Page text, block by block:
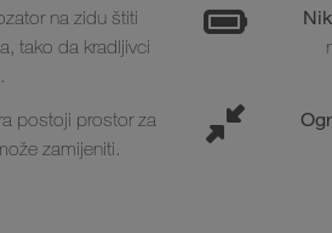
na zidu štiti
tako da kradljivci
postoji prostor za
zamijeniti.